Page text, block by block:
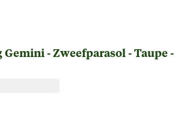
- Taupe -